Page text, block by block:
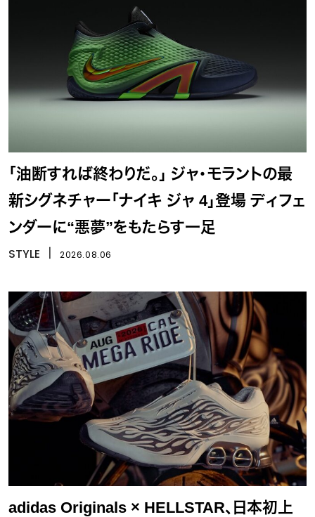
「油断すれば終わりだ。」 ジャ・モラントの最
新シグネチャー「ナイキ ジャ 4」登場 ディフェ
ンダーに“悪夢”をもたらす一足
STYLE 2026.08.06
adidas Originals × HELLSTAR、日本初上